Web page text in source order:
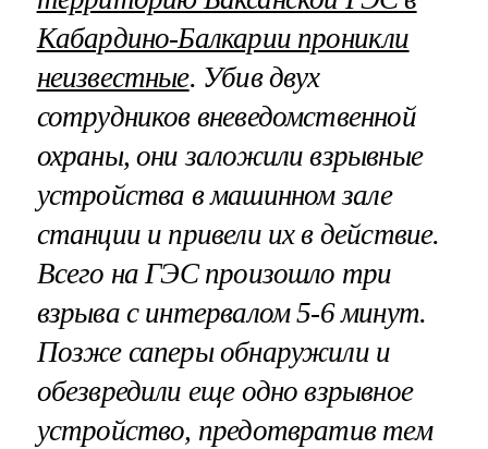
Кабардино-Балкарии проникли
неизвестные. Убив двух
сотрудников вневедомственной
охраны, они заложили взрывные
устройства в машинном зале
станции и привели их в действие.
Всего на ГЭС произошло три
взрыва с интервалом 5-6 минут.
Позже саперы обнаружили и
обезвредили еще одно взрывное
устройство, предотвратив тем